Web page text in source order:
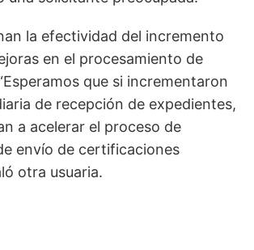
la efectividad del incremento
en el procesamiento de
que si incrementaron
de recepción de expedientes,
a acelerar el proceso de
envío de certificaciones
otra usuaria.